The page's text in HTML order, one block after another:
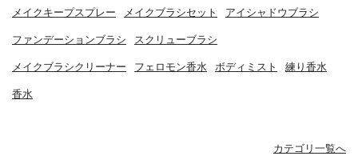
メイクキープスプレー メイクブラシセット アイシャドウブラシ
ファンデーションブラシ スクリューブラシ
メイクブラシクリーナー フェロモン香水 ボディミスト 練り香水
香水
カテゴリ一覧へ